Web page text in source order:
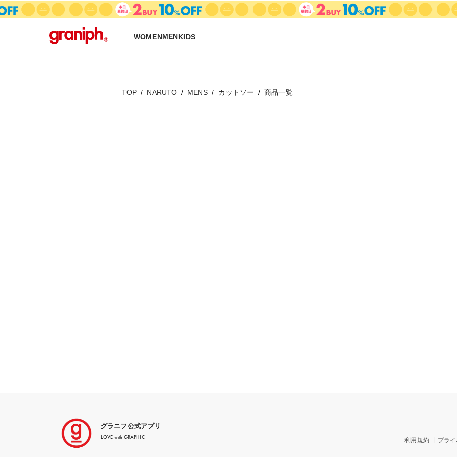
WOMENMENKIDS
TOP NARUTO MENS カットソー 商品一覧
グラニフ公式アプリ
LOVE with GRAPHIC 利用規約 プラ